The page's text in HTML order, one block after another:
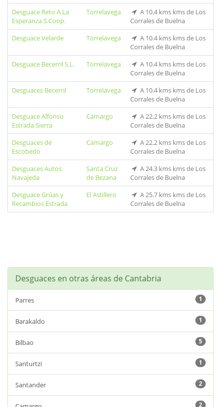
Desguace Reto A La
Esperanza S.Coop.
Torrelavega
A 10.4 kms kms de Los
Corrales de Buelna
Desguace Velarde
Torrelavega
A 10.4 kms kms de Los
Corrales de Buelna
Desguace Becerril S.L.
Torrelavega
A 10.4 kms kms de Los
Corrales de Buelna
Desguaces Becerril
Torrelavega
A 10.4 kms kms de Los
Corrales de Buelna
Desguace Alfonso
Estrada Sierra
Camargo
A 22.2 kms kms de Los
Corrales de Buelna
Desguaces de
Escobedo
Camargo
A 22.2 kms kms de Los
Corrales de Buelna
Desguaces Autos
Navajeda
Santa Cruz
de Bezana
A 24.3 kms kms de Los
Corrales de Buelna
Desguace Grúas y
Recambios Estrada
El Astillero
A 25.7 kms kms de Los
Corrales de Buelna
Desguaces en otras áreas de Cantabria
Parres 1
Barakaldo 1
Bilbao 5
Santurtzi 1
Santander 2
2